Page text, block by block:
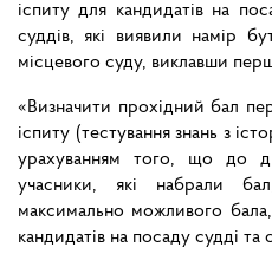
іспиту для кандидатів на
суддів, які виявили намір
місцевого суду, виклавши
«Визначити прохідний бал
іспиту (тестування знань з
урахуванням того, що до
учасники, які набрали
максимально можливого
кандидатів на посаду судді та